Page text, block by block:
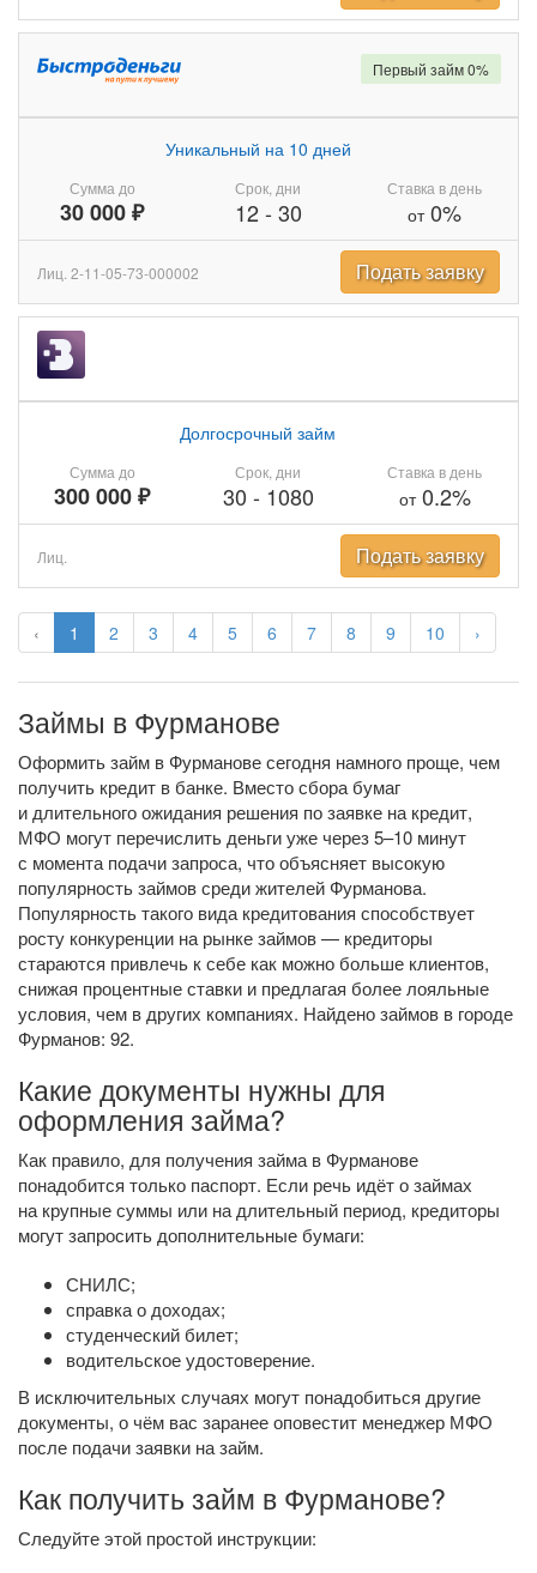
‹ 1 2 3 4 5 6 7 8 9 10 ›
Сумма до
30 000 ₽
Уникальный на 10 дней
Срок, дни
12- 30
Ставка в день
от0%
Первый займ 0%
Лиц. 2-11-05-73-000002 Подать заявку
Сумма до
300 000 ₽
Долгосрочный займ
Срок, дни
30 - 1080
Ставка в день
от0.2%
Лиц. Подать заявку
Займы в Фурманове
Оформить займ в Фурманове сегодня намного проще, чем
получить кредит в банке. Вместо сбора бумаг
и длительного ожидания решения по заявке на кредит,
МФО могут перечислить деньги уже через 5–10 минут
с момента подачи запроса, что объясняет высокую
популярность займов среди жителей Фурманова.
Популярность такого вида кредитования способствует
росту конкуренции на рынке займов — кредиторы
стараются привлечь к себе как можно больше клиентов,
снижая процентные ставки и предлагая более лояльные
условия, чем в других компаниях. Найдено займов в городе
Фурманов: 92.
Какие документы нужны для
оформления займа?
Как правило, для получения займа в Фурманове
понадобится только паспорт. Если речь идёт о займах
на крупные суммы или на длительный период, кредиторы
могут запросить дополнительные бумаги:
СНИЛС;
справка о доходах;
студенческий билет;
водительское удостоверение.
В исключительных случаях могут понадобиться другие
документы, о чём вас заранее оповестит менеджер МФО
после подачи заявки на займ.
Как получить займ в Фурманове?
Следуйте этой простой инструкции: